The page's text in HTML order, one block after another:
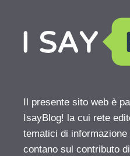
Il presente sito web è
IsayBlog! la cui rete
tematici di informazione
contano sul contributo